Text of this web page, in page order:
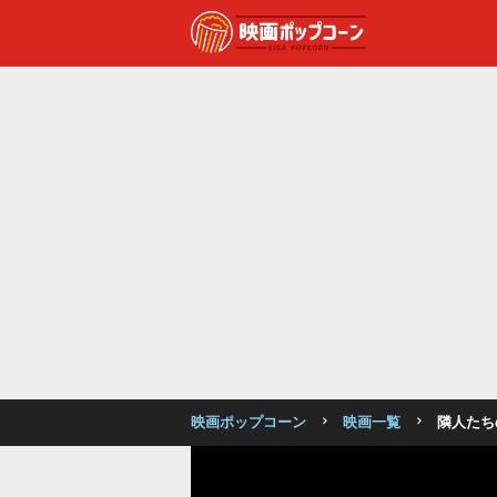
映画ポップコーン 映画一覧 隣人た